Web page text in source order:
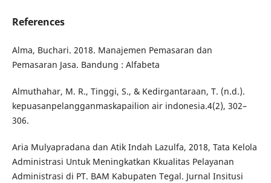
References
Alma, Buchari. 2018. Manajemen Pemasaran dan
Pemasaran Jasa. Bandung : Alfabeta
Almuthahar, M. R., Tinggi, S., & Kedirgantaraan, T. (n.d.).
kepuasanpelangganmaskapailion air indonesia.4(2), 302–
306.
Aria Mulyapradana dan Atik Indah Lazulfa, 2018, Tata Kelola
Administrasi Untuk Meningkatkan Kkualitas Pelayanan
Administrasi di PT. BAM Kabupaten Tegal. Jurnal Insitusi